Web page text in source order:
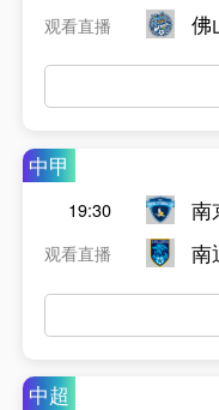
观看直播
佛
中甲
19:30
观看直播
南
南
中超